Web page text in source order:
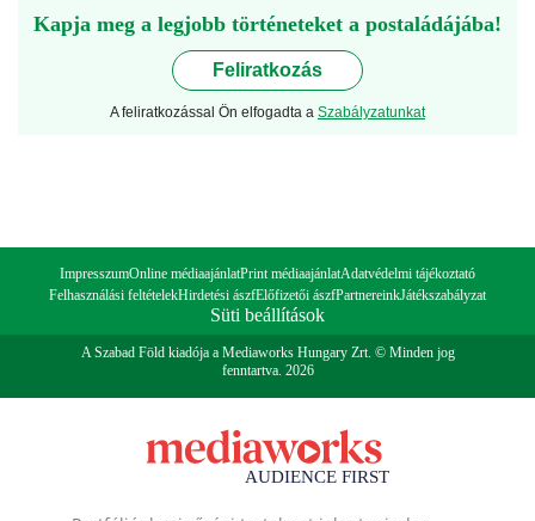
Kapja meg a legjobb történeteket a postaládájába!
Feliratkozás
A feliratkozással Ön elfogadta a Szabályzatunkat
ImpresszumOnline médiaajánlatPrint médiaajánlatAdatvédelmi tájékoztató
Felhasználási feltételekHirdetési ászfElőfizetői ászfPartnereinkJátékszabályzat
Süti beállítások
A Szabad Föld kiadója a Mediaworks Hungary Zrt. © Minden jog
fenntartva. 2026